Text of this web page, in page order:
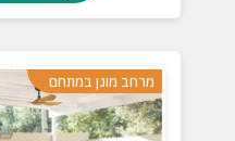
מרחב מוגן במתחם